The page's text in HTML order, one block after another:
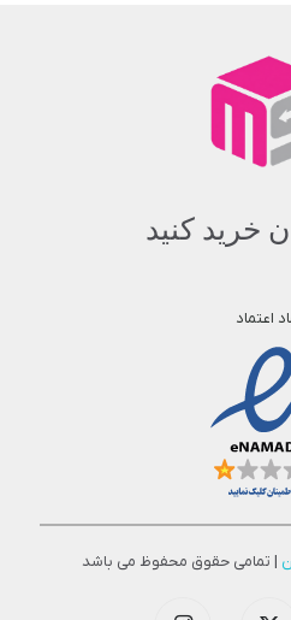
خرید کنید
اعتماد
| تمامی حقوق محفوظ می باشد